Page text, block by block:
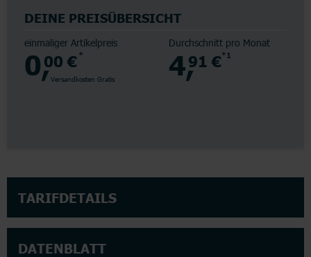
DEINE PREISÜBERSICHT
einmaliger Artikelpreis
0,00 € *
Versandkosten Gratis
Durchschnitt pro Monat
4,91 €*1
TARIFDETAILS
DATENBLATT